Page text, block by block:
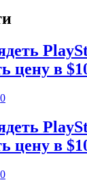
цену в
0
цену в
0